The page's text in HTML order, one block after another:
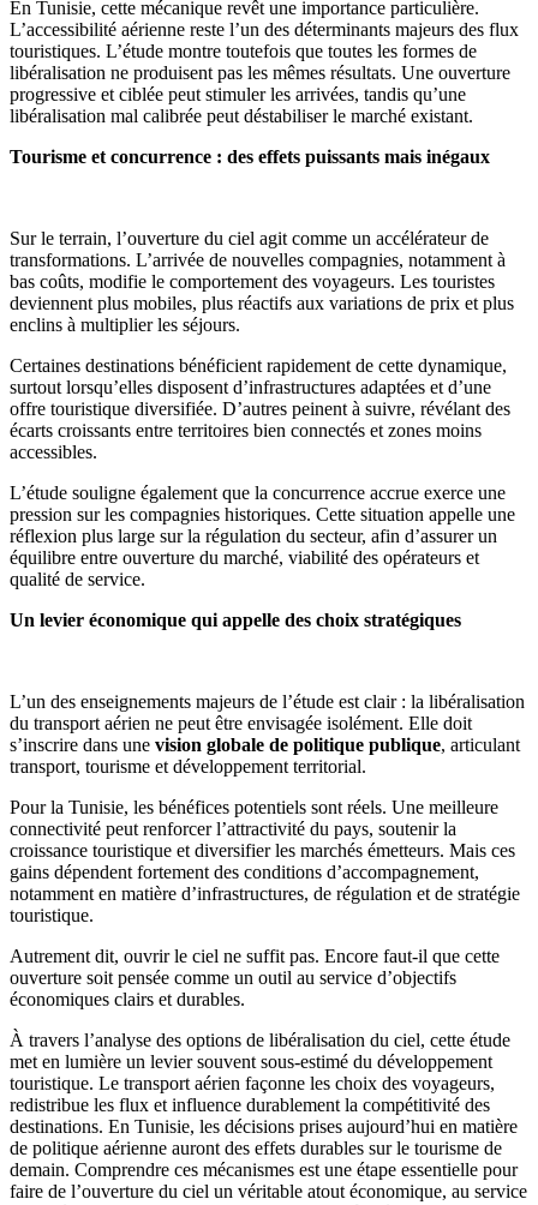
En Tunisie, cette mécanique revêt une importance particulière.
L’accessibilité aérienne reste l’un des déterminants majeurs des flux
touristiques. L’étude montre toutefois que toutes les formes de
libéralisation ne produisent pas les mêmes résultats. Une ouverture
progressive et ciblée peut stimuler les arrivées, tandis qu’une
libéralisation mal calibrée peut déstabiliser le marché existant.
Tourisme et concurrence : des effets puissants mais inégaux
Sur le terrain, l’ouverture du ciel agit comme un accélérateur de
transformations. L’arrivée de nouvelles compagnies, notamment à
bas coûts, modifie le comportement des voyageurs. Les touristes
deviennent plus mobiles, plus réactifs aux variations de prix et plus
enclins à multiplier les séjours.
Certaines destinations bénéficient rapidement de cette dynamique,
surtout lorsqu’elles disposent d’infrastructures adaptées et d’une
offre touristique diversifiée. D’autres peinent à suivre, révélant des
écarts croissants entre territoires bien connectés et zones moins
accessibles.
L’étude souligne également que la concurrence accrue exerce une
pression sur les compagnies historiques. Cette situation appelle une
réflexion plus large sur la régulation du secteur, afin d’assurer un
équilibre entre ouverture du marché, viabilité des opérateurs et
qualité de service.
Un levier économique qui appelle des choix stratégiques
L’un des enseignements majeurs de l’étude est clair : la libéralisation
du transport aérien ne peut être envisagée isolément. Elle doit
s’inscrire dans une vision globale de politique publique, articulant
transport, tourisme et développement territorial.
Pour la Tunisie, les bénéfices potentiels sont réels. Une meilleure
connectivité peut renforcer l’attractivité du pays, soutenir la
croissance touristique et diversifier les marchés émetteurs. Mais ces
gains dépendent fortement des conditions d’accompagnement,
notamment en matière d’infrastructures, de régulation et de stratégie
touristique.
Autrement dit, ouvrir le ciel ne suffit pas. Encore faut-il que cette
ouverture soit pensée comme un outil au service d’objectifs
économiques clairs et durables.
À travers l’analyse des options de libéralisation du ciel, cette étude
met en lumière un levier souvent sous-estimé du développement
touristique. Le transport aérien façonne les choix des voyageurs,
redistribue les flux et influence durablement la compétitivité des
destinations. En Tunisie, les décisions prises aujourd’hui en matière
de politique aérienne auront des effets durables sur le tourisme de
demain. Comprendre ces mécanismes est une étape essentielle pour
faire de l’ouverture du ciel un véritable atout économique, au service